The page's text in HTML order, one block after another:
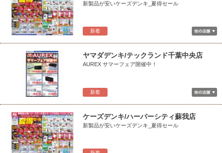
新着
新製品が安いケーズデンキ_夏得セール
新着
ヤマダデンキ/テックランド千葉中央店
AUREX サマーフェア開催中！
ケーズデンキ/ハーバーシティ蘇我店
新製品が安いケーズデンキ_夏得セール